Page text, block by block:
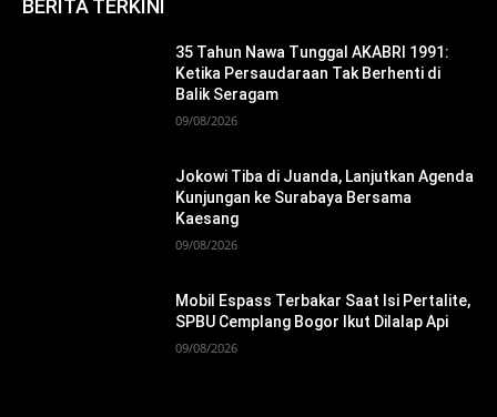
BERITA TERKINI
35 Tahun Nawa Tunggal AKABRI 1991:
Ketika Persaudaraan Tak Berhenti di
Balik Seragam
09/08/2026
Jokowi Tiba di Juanda, Lanjutkan Agenda
Kunjungan ke Surabaya Bersama
Kaesang
09/08/2026
Mobil Espass Terbakar Saat Isi Pertalite,
SPBU Cemplang Bogor Ikut Dilalap Api
09/08/2026